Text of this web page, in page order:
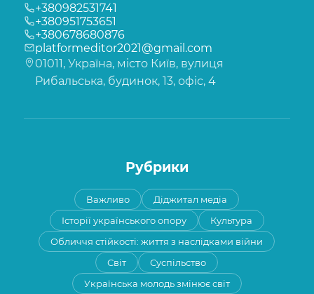
+380982531741
+380951753651
+380678680876
platformeditor2021@gmail.com
01011, Україна, місто Київ, вулиця
Рибальська, будинок, 13, офіс, 4
Рубрики
Важливо
Діджитал медіа
Історії українського опору
Культура
Обличчя стійкості: життя з наслідками війни
Світ
Суспільство
Українська молодь змінює світ